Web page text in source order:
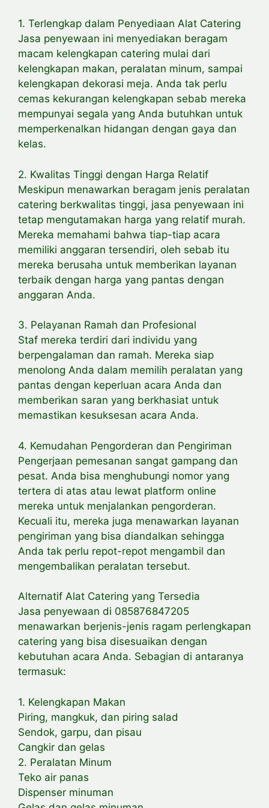
1. Terlengkap dalam Penyediaan Alat Catering
Jasa penyewaan ini menyediakan beragam
macam kelengkapan catering mulai dari
kelengkapan makan, peralatan minum, sampai
kelengkapan dekorasi meja. Anda tak perlu
cemas kekurangan kelengkapan sebab mereka
mempunyai segala yang Anda butuhkan untuk
memperkenalkan hidangan dengan gaya dan
kelas.
2. Kwalitas Tinggi dengan Harga Relatif
Meskipun menawarkan beragam jenis peralatan
catering berkwalitas tinggi, jasa penyewaan ini
tetap mengutamakan harga yang relatif murah.
Mereka memahami bahwa tiap-tiap acara
memiliki anggaran tersendiri, oleh sebab itu
mereka berusaha untuk memberikan layanan
terbaik dengan harga yang pantas dengan
anggaran Anda.
3. Pelayanan Ramah dan Profesional
Staf mereka terdiri dari individu yang
berpengalaman dan ramah. Mereka siap
menolong Anda dalam memilih peralatan yang
pantas dengan keperluan acara Anda dan
memberikan saran yang berkhasiat untuk
memastikan kesuksesan acara Anda.
4. Kemudahan Pengorderan dan Pengiriman
Pengerjaan pemesanan sangat gampang dan
pesat. Anda bisa menghubungi nomor yang
tertera di atas atau lewat platform online
mereka untuk menjalankan pengorderan.
Kecuali itu, mereka juga menawarkan layanan
pengiriman yang bisa diandalkan sehingga
Anda tak perlu repot-repot mengambil dan
mengembalikan peralatan tersebut.
Alternatif Alat Catering yang Tersedia
Jasa penyewaan di 085876847205
menawarkan berjenis-jenis ragam perlengkapan
catering yang bisa disesuaikan dengan
kebutuhan acara Anda. Sebagian di antaranya
termasuk:
1. Kelengkapan Makan
Piring, mangkuk, dan piring salad
Sendok, garpu, dan pisau
Cangkir dan gelas
2. Peralatan Minum
Teko air panas
Dispenser minuman